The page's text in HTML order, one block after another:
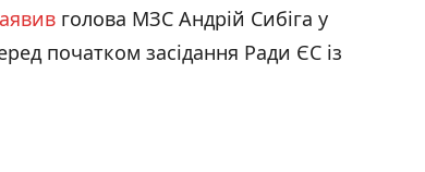
голова МЗС Андрій Сибіга у
початком засідання Ради ЄС із